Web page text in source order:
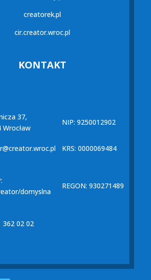
creatorek.pl
cir.creator.wroc.pl
KONTAKT
37,
Wrocław
NIP: 9250012902
KRS: 0000069484
domyslna
REGON: 930271489
362 02 02